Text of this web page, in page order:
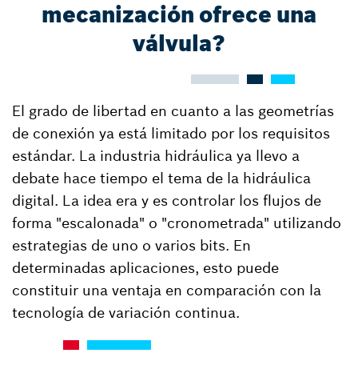
mecanización ofrece una
válvula?
El grado de libertad en cuanto a las geometrías
de conexión ya está limitado por los requisitos
estándar. La industria hidráulica ya llevo a
debate hace tiempo el tema de la hidráulica
digital. La idea era y es controlar los flujos de
forma "escalonada" o "cronometrada" utilizando
estrategias de uno o varios bits. En
determinadas aplicaciones, esto puede
constituir una ventaja en comparación con la
tecnología de variación continua.